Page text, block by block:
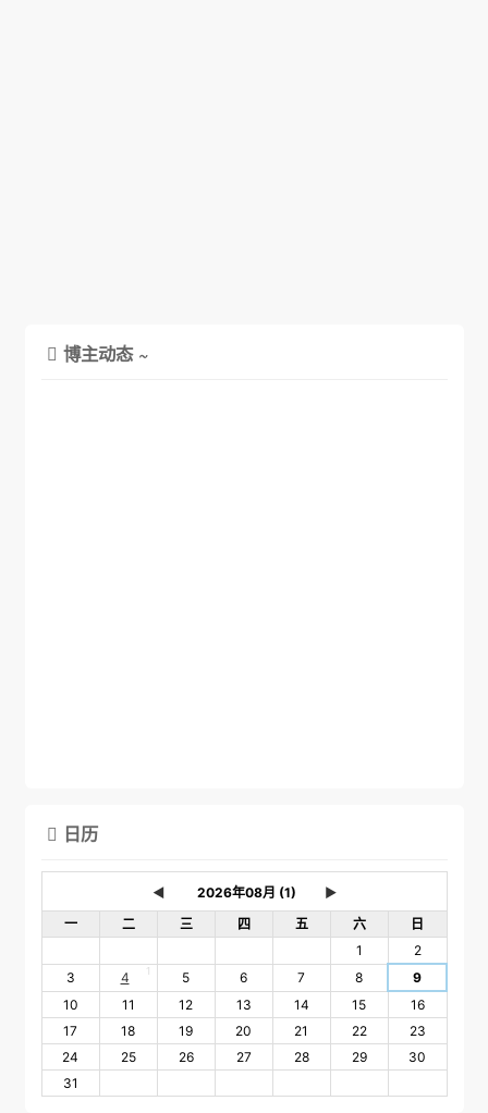
 博主动态 ~
 日历
◄
►
一
二 三 四 五 六
日
1
2
3
4 1 5 6 7 8
9
10
11 12 13 14 15
16
17
18 19 20 21 22
23
24
25 26 27 28 29
30
31